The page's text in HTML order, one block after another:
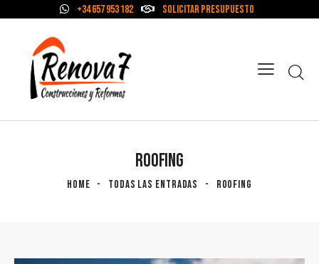
+34 657 953 182 Solicitar Presupuesto
ROOFING
HOME TODAS LAS ENTRADAS ROOFING